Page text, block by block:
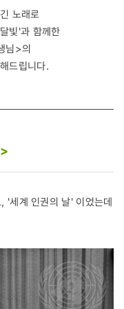
노래로
빛'과 함께한
님>의
드립니다.
'세계 인권의 날' 이었는데